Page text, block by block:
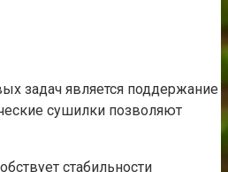
задач является поддержание
сушилки позволяют
стабильности